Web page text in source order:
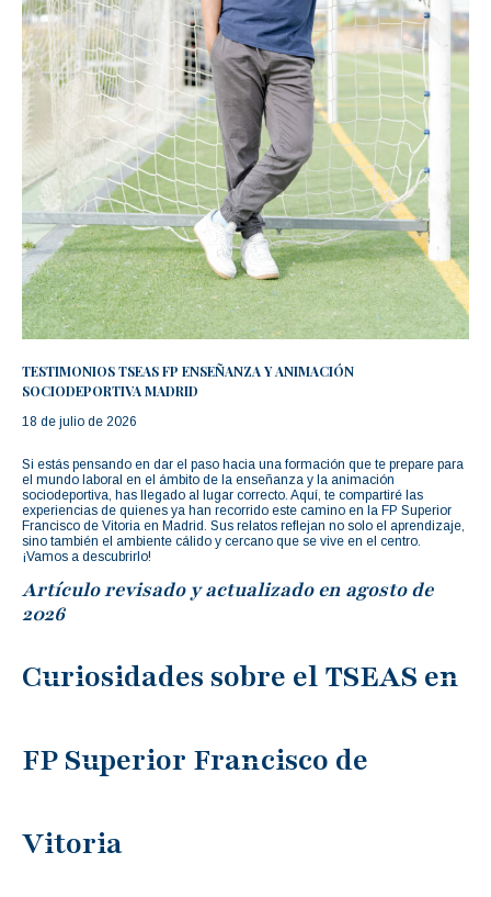
TESTIMONIOS TSEAS FP ENSEÑANZA Y ANIMACIÓN
SOCIODEPORTIVA MADRID
18 de julio de 2026
Si estás pensando en dar el paso hacia una formación que te prepare para
el mundo laboral en el ámbito de la enseñanza y la animación
sociodeportiva, has llegado al lugar correcto. Aquí, te compartiré las
experiencias de quienes ya han recorrido este camino en la FP Superior
Francisco de Vitoria en Madrid. Sus relatos reflejan no solo el aprendizaje,
sino también el ambiente cálido y cercano que se vive en el centro.
¡Vamos a descubrirlo!
Artículo revisado y actualizado en agosto de
2026
Curiosidades sobre el TSEAS en
FP Superior Francisco de
Vitoria